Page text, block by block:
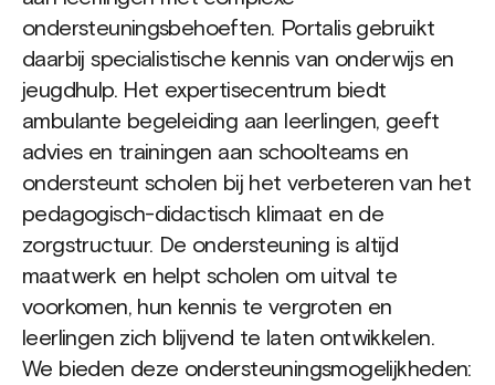
ondersteuningsbehoeften. Portalis gebruikt
daarbij specialistische kennis van onderwijs en
jeugdhulp. Het expertisecentrum biedt
ambulante begeleiding aan leerlingen, geeft
advies en trainingen aan schoolteams en
ondersteunt scholen bij het verbeteren van het
pedagogisch-didactisch klimaat en de
zorgstructuur. De ondersteuning is altijd
maatwerk en helpt scholen om uitval te
voorkomen, hun kennis te vergroten en
leerlingen zich blijvend te laten ontwikkelen.
We bieden deze ondersteuningsmogelijkheden: